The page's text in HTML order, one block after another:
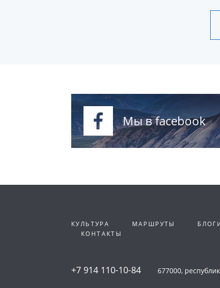
Мы в facebook
КУЛЬТУРА МАРШРУТЫ
КОНТАКТЫ
+7 914 110-10-84 677000,